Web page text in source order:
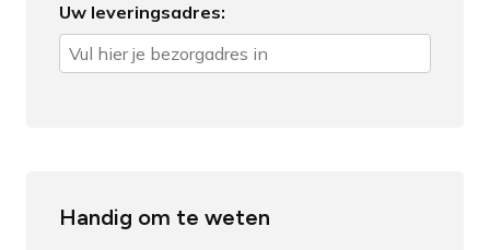
Uw leveringsadres:
Handig om te weten